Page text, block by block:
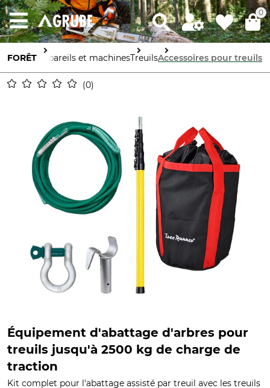
0
FORÊT Appareils et machinesTreuilsAccessoires pour treuils
0
Équipement d'abattage d'arbres pour
treuils jusqu'à 2500 kg de charge de
traction
Kit complet pour l'abattage assisté par treuil avec les treuils